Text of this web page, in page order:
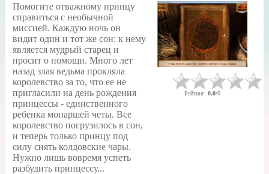
Помогите отважному принцу
справиться с необычной
миссией. Каждую ночь он
видит один и тот же сон: к нему
является мудрый старец и
просит о помощи. Много лет
назад злая ведьма прокляла
королевство за то, что ее не
пригласили на день рождения
принцессы - единственного
ребенка монаршей четы. Все
королевство погрузилось в сон,
и теперь только принцу под
силу снять колдовские чары.
Нужно лишь вовремя успеть
разбудить принцессу...
Рейтинг: 0.0/0